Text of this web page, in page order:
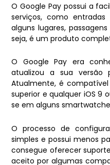
O Google Pay possui a
serviços, como
alguns lugares,
seja, é um produto
O Google Pay era
atualizou a sua versão
Atualmente, é
superior e qualquer iOS 9
se em alguns
O processo de
simples e possui menos
consegue oferecer
aceito por algumas